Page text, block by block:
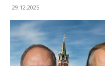
29.12.2025